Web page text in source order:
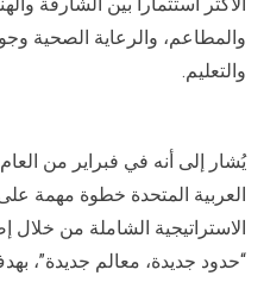
والمطاعم، والرعاية الصحية
والتعليم.
يُشار إلى أنه في فبراير من
العربية المتحدة خطوة مهمة
الاستراتيجية الشاملة من خلال
“حدود جديدة، معالم